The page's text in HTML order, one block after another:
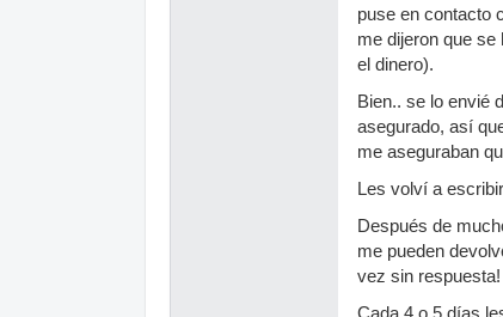
puse en contacto
me dijeron que se
el dinero).
Bien.. se lo envié
asegurado, así
me aseguraban
Les volví a
Después de
me pueden
vez sin respuesta!